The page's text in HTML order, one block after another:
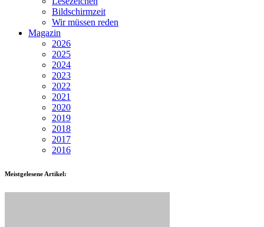
Bildschirmzeit
Wir müssen reden
Magazin
2026
2025
2024
2023
2022
2021
2020
2019
2018
2017
2016
Meistgelesene Artikel: